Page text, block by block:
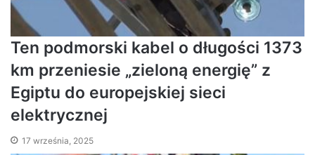
Ten podmorski kabel o długości 1373
km przeniesie „zieloną energię” z
Egiptu do europejskiej sieci
elektrycznej
17 września, 2025